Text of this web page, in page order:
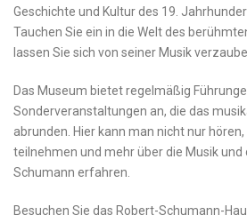
Geschichte ⁢und Kultur des 19.
Tauchen Sie ein in⁢ die‌ Welt des
lassen Sie sich⁢ von seiner Musik
Das Museum ​bietet regelmäßig‌
Sonderveranstaltungen an, die ⁢das
abrunden.⁣ Hier kann man nicht nur
teilnehmen ⁤und mehr über ⁤die Musik und
Schumann⁢ erfahren.
Besuchen Sie das⁢ Robert-Schumann-